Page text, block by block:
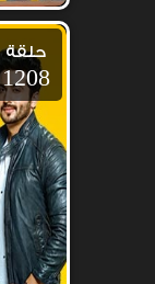
حلقة
1208